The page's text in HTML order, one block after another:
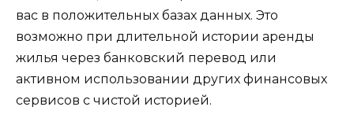
вас в положительных базах данных. Это
возможно при длительной истории аренды
жилья через банковский перевод или
активном использовании других финансовых
сервисов с чистой историей.